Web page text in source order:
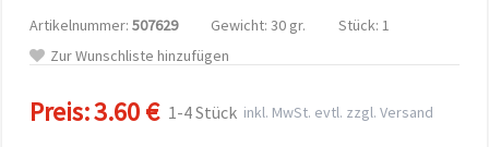
Marketing.
ablehnen
Artikelnummer: 507629 Gewicht: 30 gr.
Stück: 1
Zur Wunschliste hinzufügen
Preis:3.60 € 1-4 Stück inkl. MwSt. evtl. zzgl. Versand